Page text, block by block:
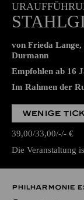
von Frieda Lange,
Durmann
Empfohlen ab 16
Im Rahmen der
WENIGE
39,00 33,00 - - €
Die Veranstaltung
PHILHARMONIE